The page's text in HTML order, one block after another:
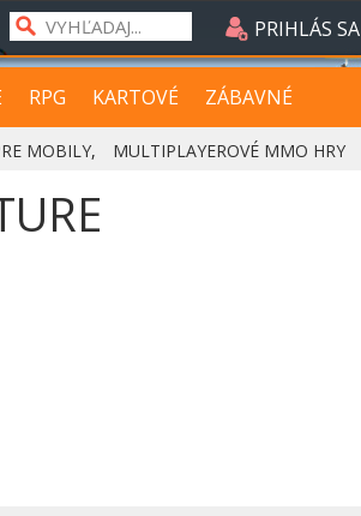
PRIHLÁS SA
RPG KARTOVÉ ZÁBAVNÉ
MOBILY, MULTIPLAYEROVÉ MMO HRY